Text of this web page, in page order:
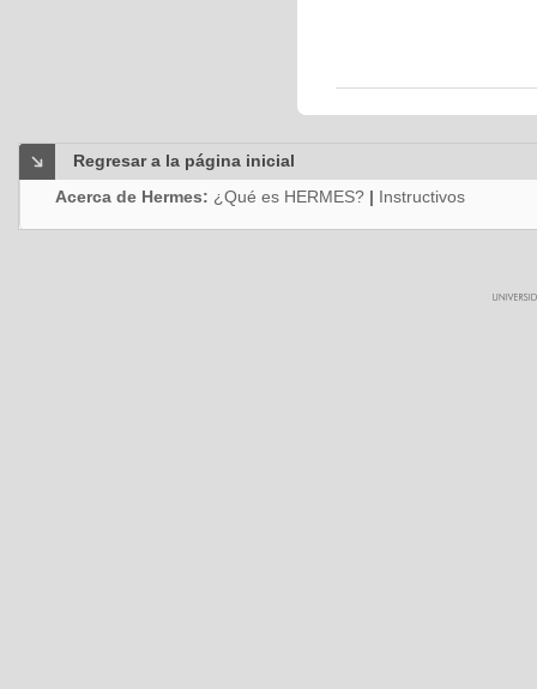
Regresar a la página inicial
Acerca de Hermes: ¿Qué es HERMES? | Instructivos